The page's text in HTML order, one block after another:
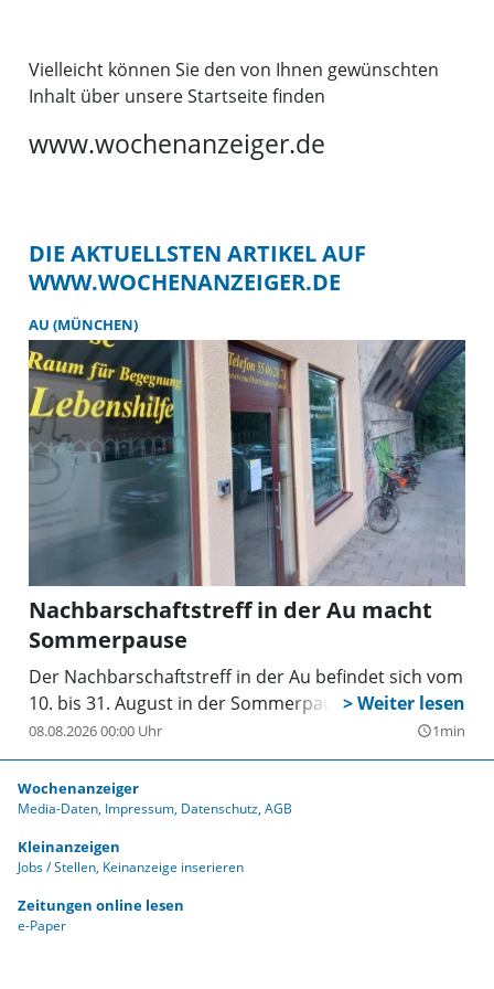
Vielleicht können Sie den von Ihnen gewünschten
Inhalt über unsere Startseite finden
www.wochenanzeiger.de
DIE AKTUELLSTEN ARTIKEL AUF
WWW.WOCHENANZEIGER.DE
AU (MÜNCHEN)
Nachbarschaftstreff in der Au macht
Sommerpause
Der Nachbarschaftstreff in der Au befindet sich vom
10. bis 31. August in der Sommerpause.
08.08.2026 00:00 Uhr query_builder1min
Wochenanzeiger
Media-Daten Impressum Datenschutz AGB
Kleinanzeigen
Jobs / Stellen Keinanzeige inserieren
Zeitungen online lesen
e-Paper